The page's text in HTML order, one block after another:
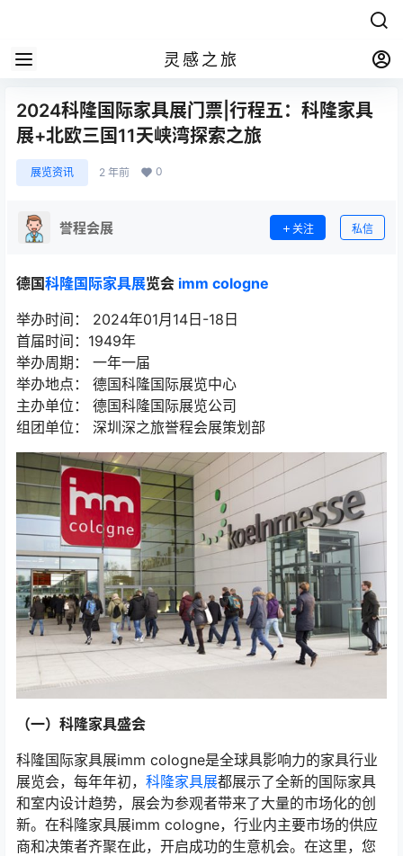
灵感之旅
2024科隆国际家具展门票|行程五：科隆家具
展+北欧三国11天峡湾探索之旅
展览资讯 2 年前 0
誉程会展 关注 私信
德国科隆国际家具展览会 imm cologne
举办时间： 2024年01月14日-18日
首届时间：1949年
举办周期： 一年一届
举办地点： 德国科隆国际展览中心
主办单位： 德国科隆国际展览公司
组团单位： 深圳深之旅誉程会展策划部
（一）科隆家具盛会
科隆国际家具展imm cologne是全球具影响力的家具行业
展览会，每年年初， 科隆家具展都展示了全新的国际家具
和室内设计趋势，展会为参观者带来了大量的市场化的创
新。在科隆家具展imm cologne，行业内主要市场的供应
商和决策者齐聚在此，开启成功的生意机会。在这里，您